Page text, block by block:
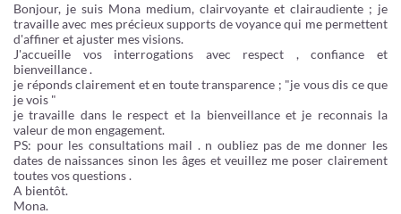
Bonjour, je suis Mona medium, clairvoyante et clairaudiente ; je
travaille avec mes précieux supports de voyance qui me permettent
d'affiner et ajuster mes visions.
J'accueille vos interrogations avec respect , confiance et
bienveillance .
je réponds clairement et en toute transparence ; "je vous dis ce que
je vois "
je travaille dans le respect et la bienveillance et je reconnais la
valeur de mon engagement.
PS: pour les consultations mail . n oubliez pas de me donner les
dates de naissances sinon les âges et veuillez me poser clairement
toutes vos questions .
A bientôt.
Mona.